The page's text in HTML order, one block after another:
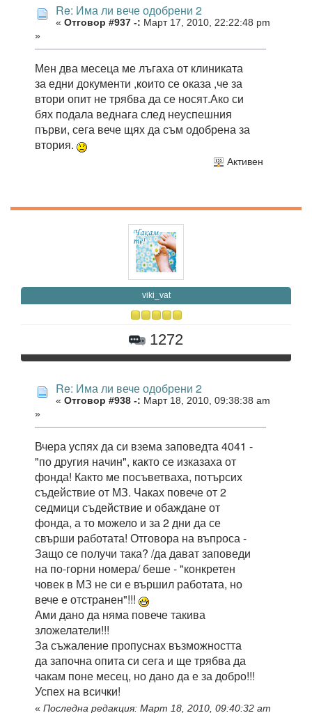
Re: Има ли вече одобрени 2
« Отговор #937 -: Март 17, 2010, 22:22:48 pm
»
Мен два месеца ме лъгаха от клиниката
за едни документи ,които се оказа ,че за
втори опит не трябва да се носят.Ако си
бях подала веднага след неуспешния
първи, сега вече щях да съм одобрена за
втория.
Активен
viki_vat
1272
Re: Има ли вече одобрени 2
« Отговор #938 -: Март 18, 2010, 09:38:38 am
»
Вчера успях да си взема заповедта 4041 -
"по другия начин", както се изказаха от
фонда! Както ме посъветваха, потърсих
съдействие от МЗ. Чаках повече от 2
седмици съдействие и обаждане от
фонда, а то можело и за 2 дни да се
свърши работата! Отговора на въпроса -
Защо се получи така? /да дават заповеди
на по-горни номера/ беше - "конкретен
човек в МЗ не си е вършил работата, но
вече е отстранен"!!!
Ами дано да няма повече такива
зложелатели!!!
За съжаление пропуснах възможността
да започна опита си сега и ще трябва да
чакам поне месец, но дано да е за добро!!!
Успех на всички!
« Последна редакция: Март 18, 2010, 09:40:32 am